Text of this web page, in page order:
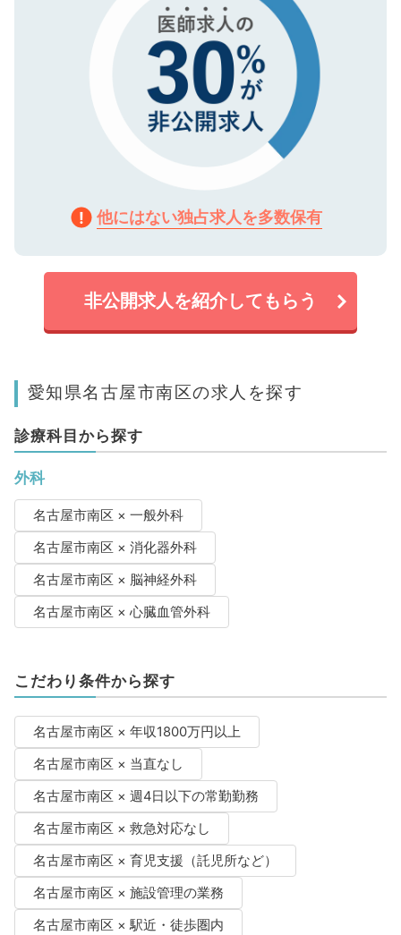
他にはない独占求人を多数保有
非公開求人を紹介してもらう
愛知県名古屋市南区の求人を探す
診療科目から探す
外科
名古屋市南区 × 一般外科
名古屋市南区 × 消化器外科
名古屋市南区 × 脳神経外科
名古屋市南区 × 心臓血管外科
こだわり条件から探す
名古屋市南区 × 年収1800万円以上
名古屋市南区 × 当直なし
名古屋市南区 × 週4日以下の常勤勤務
名古屋市南区 × 救急対応なし
名古屋市南区 × 育児支援（託児所など）
名古屋市南区 × 施設管理の業務
名古屋市南区 × 駅近・徒歩圏内